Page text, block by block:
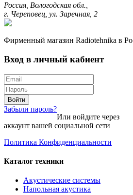
Россия, Вологодская обл.,
г. Череповец, ул. Заречная, 2
Фирменный магазин Radiotehnika в
Вход в личный кабиент
Войти
Забыли пароль?
Или войдите через
аккаунт вашей социальной сети
Политика Конфиденциальности
Каталог техники
Акустические системы
Напольная акустика